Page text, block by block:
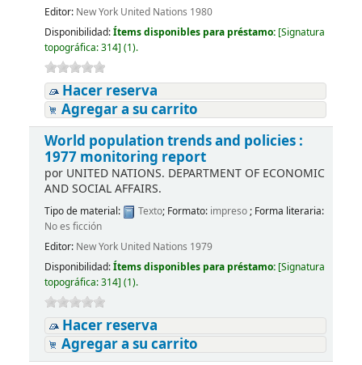
Editor: New York United Nations 1980
Disponibilidad:Ítems disponibles para préstamo: [Signatura
topográfica:314] (1).
Hacer reserva
Agregar a su carrito
World population trends and policies :
1977 monitoring report
por UNITED NATIONS. DEPARTMENT OF ECONOMIC
AND SOCIAL AFFAIRS.
Tipo de material: Texto; Formato: impreso; Forma literaria:
No es ficción
Editor: New York United Nations 1979
Disponibilidad:Ítems disponibles para préstamo: [Signatura
topográfica:314] (1).
Hacer reserva
Agregar a su carrito